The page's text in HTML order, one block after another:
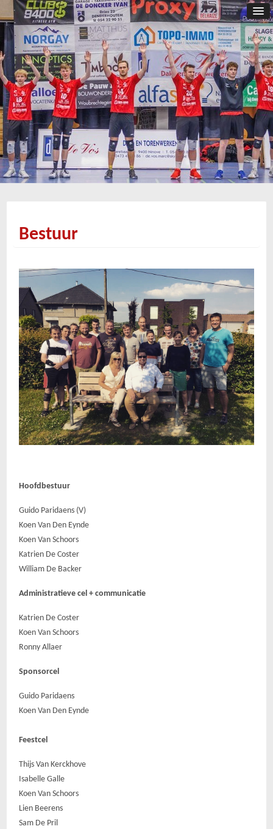
Bestuur
Hoofdbestuur
Guido Paridaens (V)
Koen Van Den Eynde
Koen Van Schoors
Katrien De Coster
William De Backer
Administratieve cel + communicatie
Katrien De Coster
Koen Van Schoors
Ronny Allaer
Sponsorcel
Guido Paridaens
Koen Van Den Eynde
Feestcel
Thijs Van Kerckhove
Isabelle Galle
Koen Van Schoors
Lien Beerens
Sam De Pril